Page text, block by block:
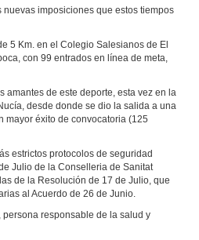
imposiciones que estos tiempos
5 Km. en el Colegio Salesianos de El
con 99 entrados en línea de meta,
amantes de este deporte, esta vez en la
desde donde se dio la salida a una
mayor éxito de convocatoria (125
estrictos protocolos de seguridad
Julio de la Conselleria de Sanitat
de la Resolución de 17 de Julio, que
al Acuerdo de 26 de Junio.
persona responsable de la salud y